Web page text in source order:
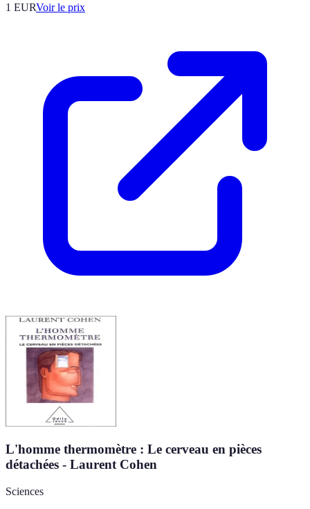
1 EURVoir le prix
L'homme thermomètre : Le cerveau en pièces
détachées - Laurent Cohen
Sciences